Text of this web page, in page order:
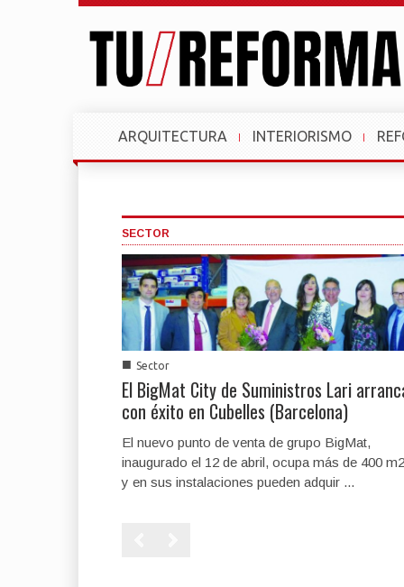
ARQUITECTURA INTERIORISMO
SECTOR
■ Sector
El BigMat City de Suministros Lari
con éxito en Cubelles (Barcelona)
El nuevo punto de venta de grupo BigMat,
inaugurado el 12 de abril, ocupa más de 400
y en sus instalaciones pueden adquir ...